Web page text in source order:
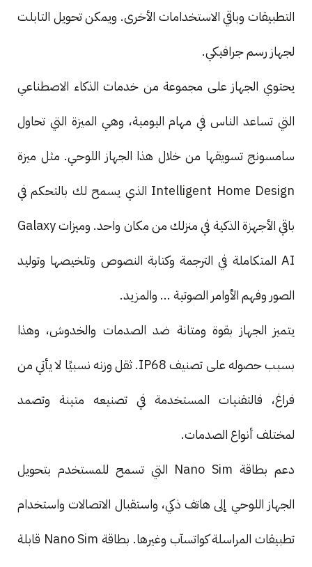
التطبيقات وباقي الاستخدامات الأخرى. ويمكن تحويل التابلت
لجهاز رسم جرافيكي.
يحتوي الجهاز على مجموعة من خدمات الذكاء الاصطناعي
التي تساعد الناس في مهام اليومية، وهي الميزة التي تحاول
سامسونج تسويقها من خلال هذا الجهاز اللوحي. مثل ميزة
Intelligent Home Design الذي يسمح لك بالتحكم في
باقي الأجهزة الذكية في منزلك من مكان واحد. وميزات Galaxy
AI المتكاملة في الترجمة وكتابة النصوص وتلخيصها وتوليد
الصور وفهم الأوامر الصوتية ... والمزيد.
يتميز الجهاز بقوة ومتانة ضد الصدمات والخدوش، وهذا
بسبب حصوله على تصنيف IP68. ثقل وزنه نسبيًا لا يأتي من
فراغ، فالتقنيات المستخدمة في تصنيعه متينة وتصمد
لمختلف أنواع الصدمات.
دعم بطاقة Nano Sim التي تسمح للمستخدم بتحويل
الجهاز اللوحي إلى هاتف ذكي، واستقبال الاتصالات واستخدام
تطبيقات المراسلة كواتسآب وغيرها. بطاقة Nano Sim قابلة